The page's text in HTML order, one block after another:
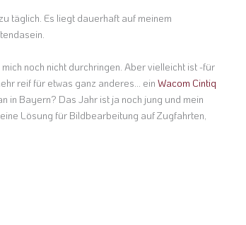
täglich. Es liegt dauerhaft auf meinem
mich noch nicht durchringen. Aber vielleicht ist -für
reif für etwas ganz anderes… einWacom Cintiq
in Bayern? Das Jahr ist ja noch jung und mein
Lösung für Bildbearbeitung auf Zugfahrten,